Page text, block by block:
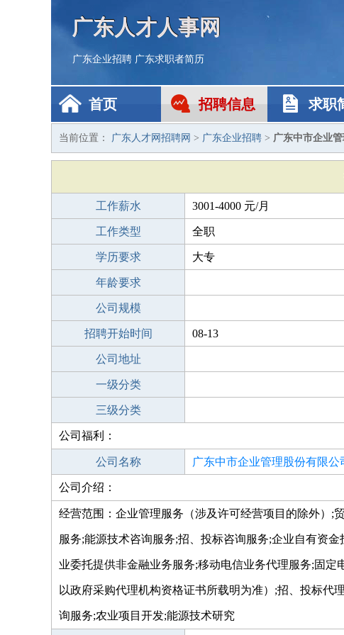
广东人才人事网
广东企业招聘 广东求职者简历
首页 招聘信息 求职
当前位置： 广东人才网招聘网 > 广东企业招聘 > 广东中市企业
工作薪水 3001-4000 元/月
工作类型 全职
学历要求 大专
年龄要求
公司规模
招聘开始时间 08-13
公司地址
一级分类
三级分类
公司福利：
公司名称 广东中市企业管理股份有限公
公司介绍：
经营范围：企业管理服务（涉及许可经营项目的除外）;
服务;能源技术咨询服务;招、投标咨询服务;企业自有资
业委托提供非金融业务服务;移动电信业务代理服务;固
以政府采购代理机构资格证书所载明为准）;招、投标代
询服务;农业项目开发;能源技术研究